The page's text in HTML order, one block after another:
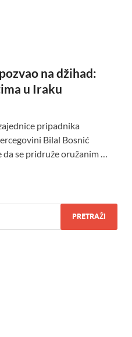
na džihad:
u Iraku
pripadnika
Bilal Bosnić
se pridruže oružanim …